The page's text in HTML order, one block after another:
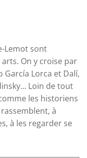
Lemot sont
On y croise par
García Lorca et Dalí,
Loin de tout
les historiens
à
à les regarder se